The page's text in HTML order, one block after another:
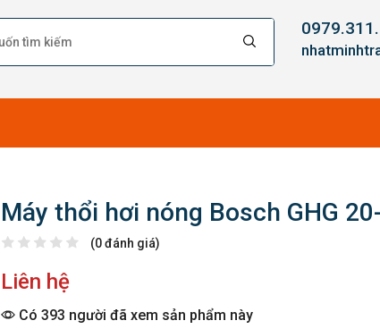
Máy thổi hơi nóng Bosch GHG
(0 đánh giá)
Liên hệ
Có 393 người đã xem sản phẩm này